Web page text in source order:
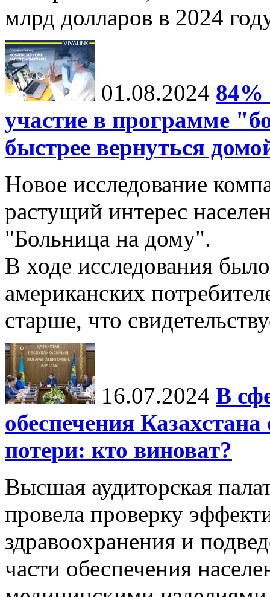
млрд долларов в 2024
01.08.2024 84%
участие в программе
быстрее вернуться
Новое исследование
растущий интерес
"Больница на дому".
В ходе исследования
американских
старше, что
16.07.2024 В
обеспечения
потери: кто виноват?
Высшая аудиторская
провела проверку
здравоохранения и
части обеспечения